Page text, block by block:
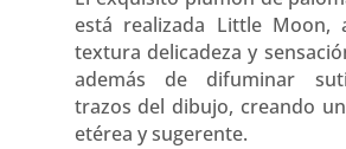
está realizada Little Moon,
textura delicadeza y
además de difuminar
trazos del dibujo, creando
etérea y sugerente.